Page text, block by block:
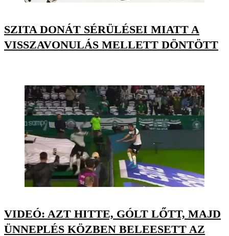
SZITA DONÁT SÉRÜLÉSEI MIATT A
VISSZAVONULÁS MELLETT DÖNTÖTT
VIDEÓ: AZT HITTE, GÓLT LŐTT, MAJD
ÜNNEPLÉS KÖZBEN BELEESETT AZ